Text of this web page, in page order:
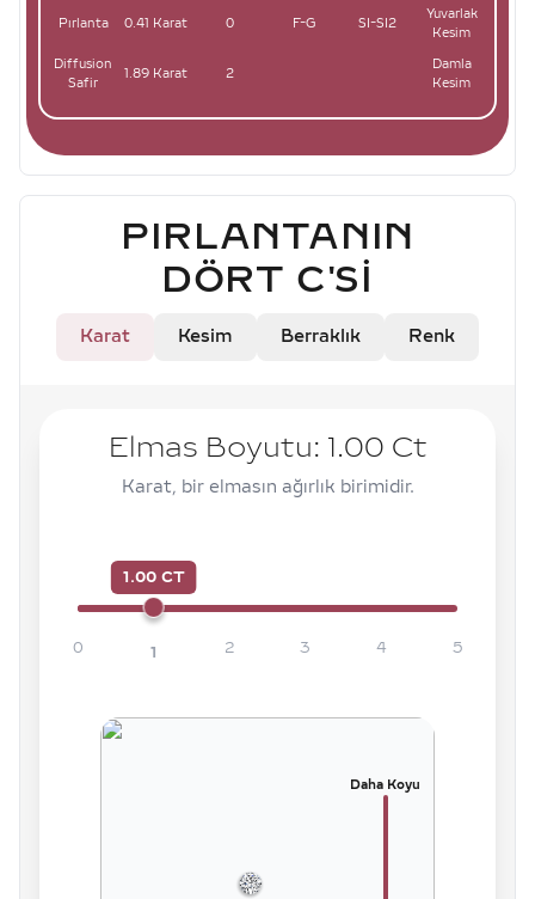
Pırlanta 0.41 Karat 0 F-G SI-SI2
Yuvarlak
Kesim
Diffusion
Safir
1.89 Karat 2
Damla
Kesim
PIRLANTANIN
DÖRT C'SI
Karat Kesim Berraklık Renk
Elmas Boyutu: 1.00 Ct
Karat, bir elmasın ağırlık birimidir.
1.00 CT
0 1 2 3 4 5
Daha Koyu